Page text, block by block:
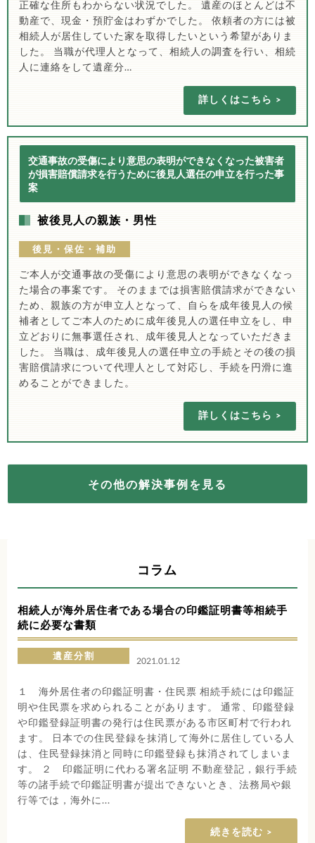
正確な住所もわからない状況でした。 遺産のほとんどは不
動産で、現金・預貯金はわずかでした。 依頼者の方には被
相続人が居住していた家を取得したいという希望がありま
した。 当職が代理人となって、相続人の調査を行い、相続
人に連絡をして遺産分…
詳しくはこちら
交通事故の受傷により意思の表明ができなくなった被害者
が損害賠償請求を行うために後見人選任の申立を行った事
案
被後見人の親族・男性
後見・保佐・補助
ご本人が交通事故の受傷により意思の表明ができなくなっ
た場合の事案です。 そのままでは損害賠償請求ができない
ため、親族の方が申立人となって、自らを成年後見人の候
補者としてご本人のために成年後見人の選任申立をし、申
立どおりに無事選任され、成年後見人となっていただきま
した。 当職は、成年後見人の選任申立の手続とその後の損
害賠償請求について代理人として対応し、手続を円滑に進
めることができました。
詳しくはこちら
その他の解決事例を見る
コラム
相続人が海外居住者である場合の印鑑証明書等相続手
続に必要な書類
遺産分割 2021.01.12
１ 海外居住者の印鑑証明書・住民票 相続手続には印鑑証
明や住民票を求められることがあります。 通常、印鑑登録
や印鑑登録証明書の発行は住民票がある市区町村で行われ
ます。 日本での住民登録を抹消して海外に居住している人
は、住民登録抹消と同時に印鑑登録も抹消されてしまいま
す。 ２ 印鑑証明に代わる署名証明 不動産登記，銀行手続
等の諸手続で印鑑証明書が提出できないとき、法務局や銀
行等では，海外に...
続きを読む